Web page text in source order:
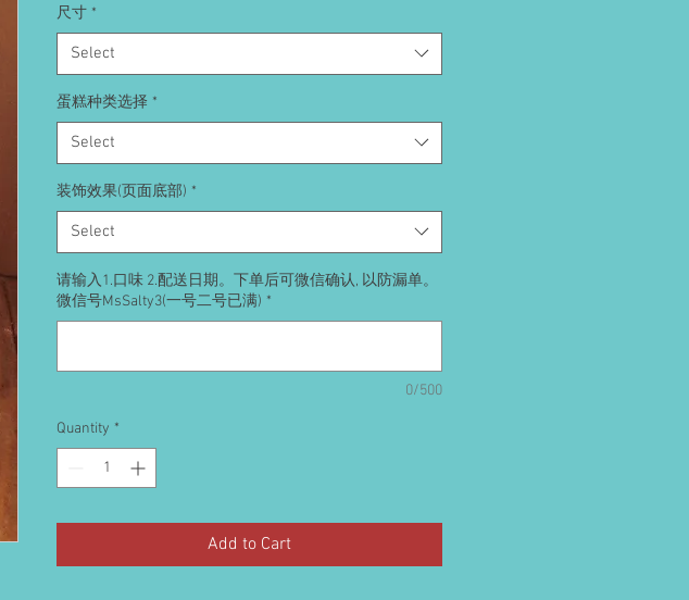
尺寸 *
Select
蛋糕种类选择 *
Select
装饰效果(页面底部) *
Select
请输入1.口味 2.配送日期。下单后可微信确认, 以防漏单。
微信号MsSalty3(一号二号已满) *
0/500
Quantity *
Add to Cart